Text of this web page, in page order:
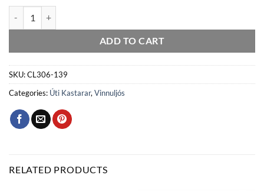
ADD TO CART
SKU:CL306-139
Categories: Úti Kastarar, Vinnuljós
RELATED PRODUCTS